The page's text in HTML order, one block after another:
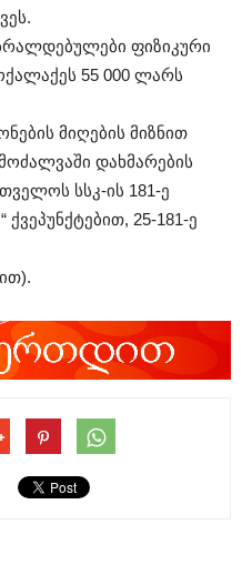
ფიზიკური
55 000 ლარს
მიღების მიზნით
დახმარების
სსკ-ის 181-ე
ქვეპუნქტებით, 25-181-ე